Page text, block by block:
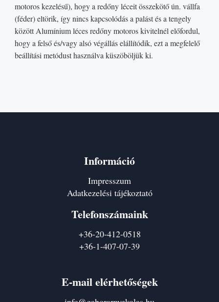
motoros kezelésű), hogy a redőny léceit összekötő ún. vállfa
(féder) eltörik, így nincs kapcsolódás a palást és a tengely
között Alumínium léces redőny motoros kivitelnél előfordul,
hogy a felső és/vagy alsó végállás elállítódik, ezt a megfelelő
beállítási metódust használva küszöböljük ki.
Információ
Impresszum
Adatkezelési tájékoztató
Telefonszámaink
+36-20-412-0518
+36-1-407-07-39
E-mail elérhetőségek